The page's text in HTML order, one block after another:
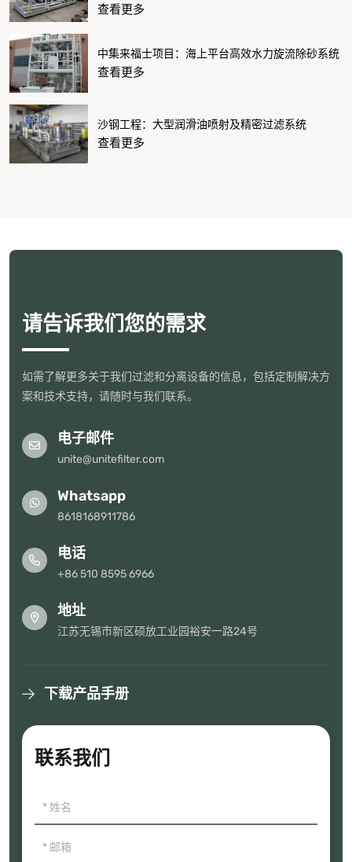
查看更多
中集来福士项目：海上平台高效水力旋流除砂系统
查看更多
沙钢工程：大型润滑油喷射及精密过滤系统
查看更多
请告诉我们您的需求
如需了解更多关于我们过滤和分离设备的信息，包括定制解决方
案和技术支持，请随时与我们联系。
电子邮件
unite@unitefilter.com
Whatsapp
8618168911786
电话
+86 510 8595 6966
地址
江苏无锡市新区硕放工业园裕安一路24号
下载产品手册
联系我们